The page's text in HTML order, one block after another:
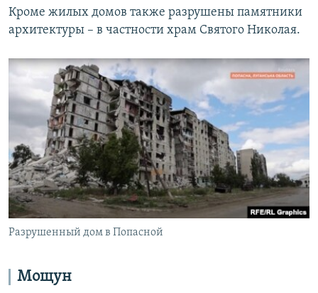
Кроме жилых домов также разрушены памятники
архитектуры – в частности храм Святого Николая.
Разрушенный дом в Попасной
Мощун